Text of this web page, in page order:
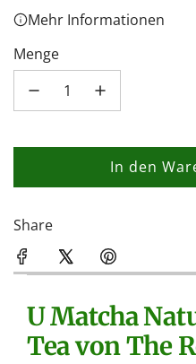
Mehr Informationen
Menge
In den
Share
U Matcha Natural Powder
Tea von The